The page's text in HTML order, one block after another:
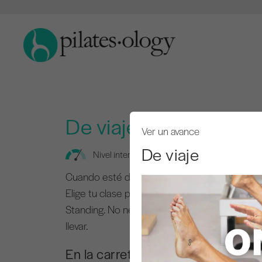
De viaje
Nivel intermedio
Cuando esté de viaje, Pilates es el mejor
Elige tu clase perfecta entre 3 secciones: 1)
Standing. No necesitas accesorios, sólo tú
llevar.
En la carretera INTRO
Ver un avance
De viaje